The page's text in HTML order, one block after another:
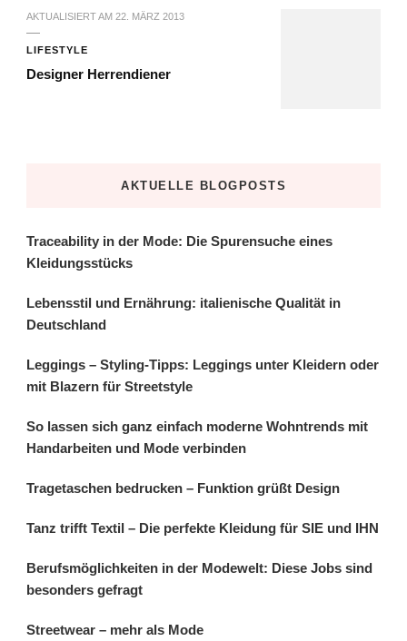
AKTUALISIERT AM 22. MÄRZ 2013
LIFESTYLE
Designer Herrendiener
AKTUELLE BLOGPOSTS
Traceability in der Mode: Die Spurensuche eines
Kleidungsstücks
Lebensstil und Ernährung: italienische Qualität in
Deutschland
Leggings – Styling-Tipps: Leggings unter Kleidern oder
mit Blazern für Streetstyle
So lassen sich ganz einfach moderne Wohntrends mit
Handarbeiten und Mode verbinden
Tragetaschen bedrucken – Funktion grüßt Design
Tanz trifft Textil – Die perfekte Kleidung für SIE und IHN
Berufsmöglichkeiten in der Modewelt: Diese Jobs sind
besonders gefragt
Streetwear – mehr als Mode